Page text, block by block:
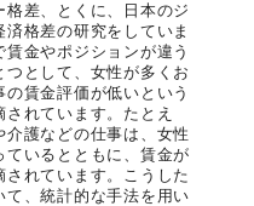
格差、とくに、日本のジ
済格差の研究をしていま
賃金やポジションが違う
つとして、女性が多くお
の賃金評価が低いという
されています。たとえ
介護などの仕事は、女性
ているとともに、賃金が
されています。こうした
て、統計的な手法を用い